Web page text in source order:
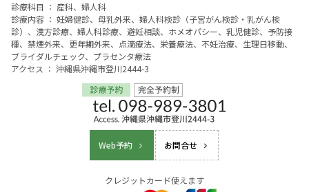
診療科目 ： 産科、婦人科
診療内容 ： 妊婦健診、母乳外来、婦人科検診（子宮がん検診・乳がん検
診）、漢方診療、婦人科診療、避妊相談、ホメオパシー、乳児健診、予防接
種、禁煙外来、更年期外来、点滴療法、栄養療法、不妊治療、生理日移動、
ブライダルチェック、プラセンタ療法
アクセス ： 沖縄県沖縄市登川2444-3
Web予約 お問合せ
クレジットカード使えます